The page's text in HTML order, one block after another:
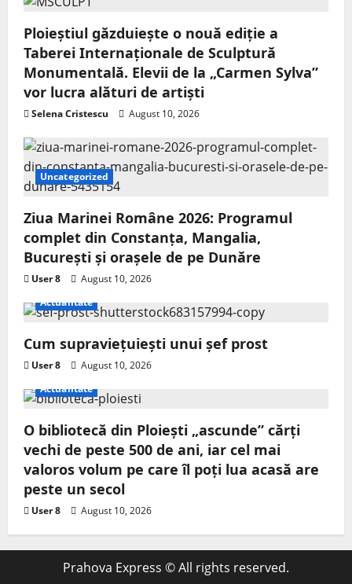
Ploieștiul găzduiește o nouă ediție a
Taberei Internaționale de Sculptură
Monumentală. Elevii de la „Carmen Sylva”
vor lucra alături de artiști
Selena Cristescu August 10, 2026
Uncategorized
Ziua Marinei Române 2026: Programul
complet din Constanța, Mangalia,
București și orașele de pe Dunăre
User 8
August 10, 2026
Actualitate
Cum supraviețuiești unui șef prost
User 8
August 10, 2026
Actualitate
O bibliotecă din Ploiești „ascunde” cărți
vechi de peste 500 de ani, iar cel mai
valoros volum pe care îl poți lua acasă are
peste un secol
User 8 August 10, 2026
Prahova Express © All rights reserved.